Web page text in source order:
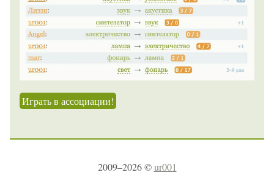
Играть в ассоциации!
2009–2026 ©ur001